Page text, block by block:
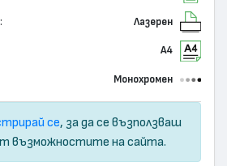
Лазерен
А4
Монохромен
се, за да се възползваш
възможностите на сайта.